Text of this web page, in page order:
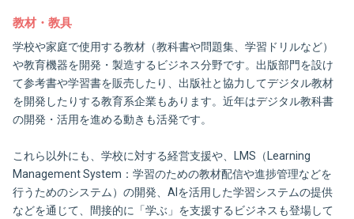
教材・教具
学校や家庭で使用する教材（教科書や問題集、学習ドリルなど）
や教育機器を開発・製造するビジネス分野です。出版部門を設け
て参考書や学習書を販売したり、出版社と協力してデジタル教材
を開発したりする教育系企業もあります。近年はデジタル教科書
の開発・活用を進める動きも活発です。
これら以外にも、学校に対する経営支援や、LMS（Learning
Management System：学習のための教材配信や進捗管理などを
行うためのシステム）の開発、AIを活用した学習システムの提供
などを通じて、間接的に「学ぶ」を支援するビジネスも登場して